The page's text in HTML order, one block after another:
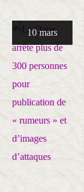
10 mars